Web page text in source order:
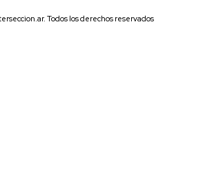
Todos los derechos reservados